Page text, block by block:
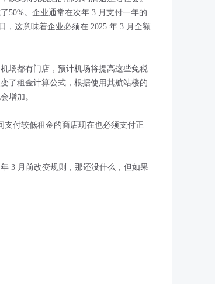
50%。企业通常在次年 3 月支付一年的
，这意味着企业必须在 2025 年 3 月全额
场都有门店，预计机场将提高这些免税
了租金计算公式，根据使用其航站楼的
增加。
支付较低租金的商店现在也必须支付正
3 月前改变规则，那还没什么，但如果